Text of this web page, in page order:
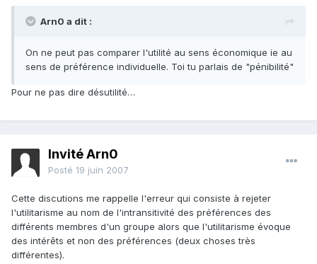
Arn0 a dit :
On ne peut pas comparer l'utilité au sens économique ie au
sens de préférence individuelle. Toi tu parlais de "pénibilité"
Pour ne pas dire désutilité…
Invité Arn0
Posté 19 juin 2007
Cette discutions me rappelle l'erreur qui consiste à rejeter
l'utilitarisme au nom de l'intransitivité des préférences des
différents membres d'un groupe alors que l'utilitarisme évoque
des intérêts et non des préférences (deux choses très
différentes).